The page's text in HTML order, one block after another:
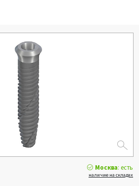
Москва: есть
наличие на складах